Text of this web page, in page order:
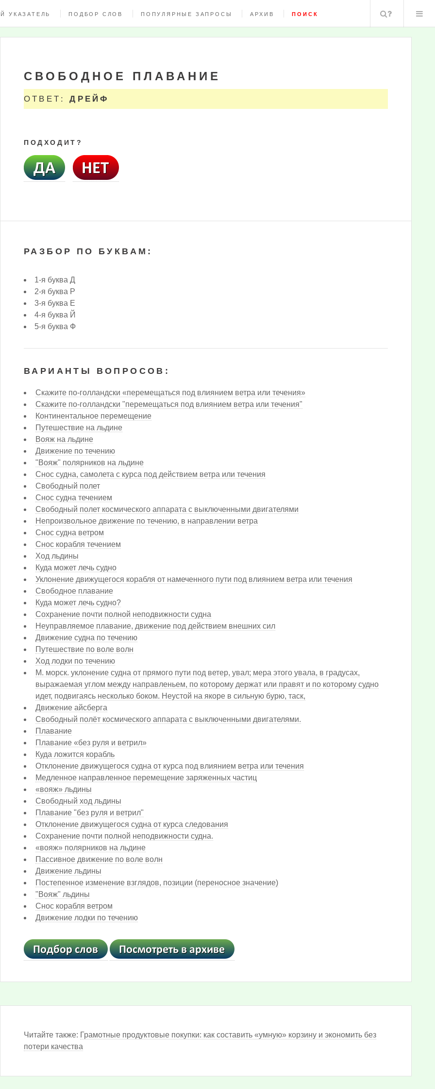
УКАЗАТЕЛЬ ПОДБОР СЛОВ ПОПУЛЯРНЫЕ ЗАПРОСЫ АРХИВ ПОИСК Поиск
СВОБОДНОЕ ПЛАВАНИЕ
ОТВЕТ:ДРЕЙФ
ПОДХОДИТ?
РАЗБОР ПО БУКВАМ:
1-я буква Д
2-я буква Р
3-я буква Е
4-я буква Й
5-я буква Ф
ВАРИАНТЫ ВОПРОСОВ:
Скажите по-голландски «перемещаться под влиянием ветра или течения»
Скажите по-голландски "перемещаться под влиянием ветра или течения"
Континентальное перемещение
Путешествие на льдине
Вояж на льдине
Движение по течению
"Вояж" полярников на льдине
Снос судна, самолета с курса под действием ветра или течения
Свободный полет
Снос судна течением
Свободный полет космического аппарата с выключенными двигателями
Непроизвольное движение по течению, в направлении ветра
Снос судна ветром
Снос корабля течением
Ход льдины
Куда может лечь судно
Уклонение движущегося корабля от намеченного пути под влиянием ветра или течения
Свободное плавание
Куда может лечь судно?
Сохранение почти полной неподвижности судна
Неуправляемое плавание, движение под действием внешних сил
Движение судна по течению
Путешествие по воле волн
Ход лодки по течению
М. морск. уклонение судна от прямого пути под ветер, увал; мера этого увала, в градусах,
выражаемая углом между направленьем, по которому держат или правят и по которому судно
идет, подвигаясь несколько боком. Неустой на якоре в сильную бурю, таск,
Движение айсберга
Свободный полёт космического аппарата с выключенными двигателями.
Плавание
Плавание «без руля и ветрил»
Куда ложится корабль
Отклонение движущегося судна от курса под влиянием ветра или течения
Медленное направленное перемещение заряженных частиц
«вояж» льдины
Свободный ход льдины
Плавание "без руля и ветрил"
Отклонение движущегося судна от курса следования
Сохранение почти полной неподвижности судна.
«вояж» полярников на льдине
Пассивное движение по воле волн
Движение льдины
Постепенное изменение взглядов, позиции (переносное значение)
"Вояж" льдины
Снос корабля ветром
Движение лодки по течению
Читайте также: Грамотные продуктовые покупки: как составить «умную» корзину и экономить без
потери качества